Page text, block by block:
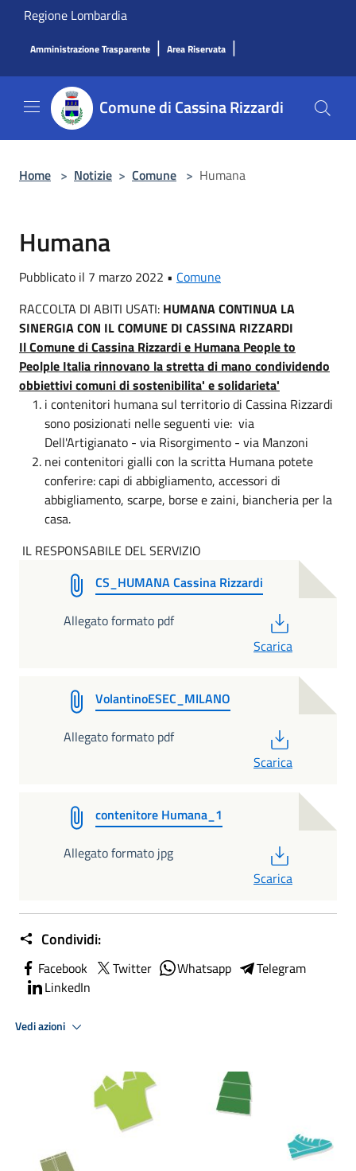
Salta al contenuto principale
Regione Lombardia
Amministrazione Trasparente | Area Riservata |
Comune di Cassina Rizzardi
Home > Notizie > Comune > Humana
Humana
Pubblicato il 7 marzo 2022 • Comune
RACCOLTA DI ABITI USATI: HUMANA CONTINUA LA
SINERGIA CON IL COMUNE DI CASSINA RIZZARDI
Il Comune di Cassina Rizzardi e Humana People to
Peolple Italia rinnovano la stretta di mano condividendo
obbiettivi comuni di sostenibilita' e solidarieta'
i contenitori humana sul territorio di Cassina Rizzardi
sono posizionati nelle seguenti vie: via
Dell'Artigianato - via Risorgimento - via Manzoni
nei contenitori gialli con la scritta Humana potete
conferire: capi di abbigliamento, accessori di
abbigliamento, scarpe, borse e zaini, biancheria per la
casa.
IL RESPONSABILE DEL SERVIZIO
CS_HUMANA Cassina Rizzardi
Allegato formato pdf
Scarica
VolantinoESEC_MILANO
Allegato formato pdf
Scarica
contenitore Humana_1
Allegato formato jpg
Scarica
Condividi:
Facebook Twitter Whatsapp
Telegram
LinkedIn
Vedi azioni